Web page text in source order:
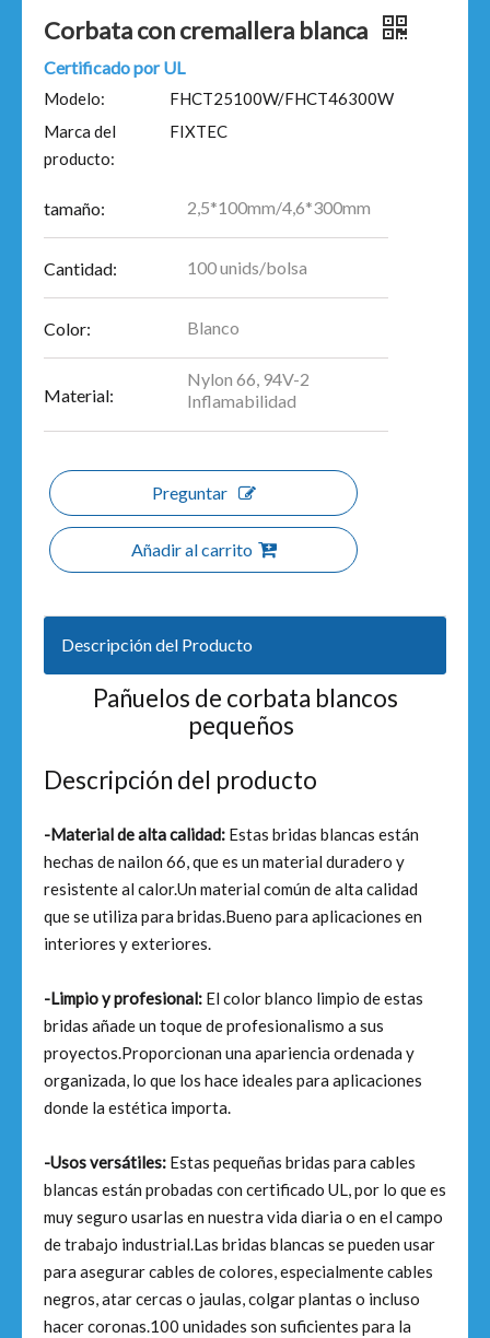
Corbata con cremallera blanca
Certificado por UL
Modelo:
FHCT25100W/FHCT46300W
Marca del
producto:
FIXTEC
tamaño: 2,5*100mm/4,6*300mm
Cantidad: 100 unids/bolsa
Color: Blanco
Material:
Nylon 66, 94V-2
Inflamabilidad
Preguntar
Añadir al carrito
Descripción del Producto
Pañuelos de corbata blancos
pequeños
Descripción del producto
-Material de alta calidad: Estas bridas blancas están
hechas de nailon 66, que es un material duradero y
resistente al calor.Un material común de alta calidad
que se utiliza para bridas.Bueno para aplicaciones en
interiores y exteriores.
-Limpio y profesional: El color blanco limpio de estas
bridas añade un toque de profesionalismo a sus
proyectos.Proporcionan una apariencia ordenada y
organizada, lo que los hace ideales para aplicaciones
donde la estética importa.
-Usos versátiles: Estas pequeñas bridas para cables
blancas están probadas con certificado UL, por lo que es
muy seguro usarlas en nuestra vida diaria o en el campo
de trabajo industrial.Las bridas blancas se pueden usar
para asegurar cables de colores, especialmente cables
negros, atar cercas o jaulas, colgar plantas o incluso
hacer coronas.100 unidades son suficientes para la